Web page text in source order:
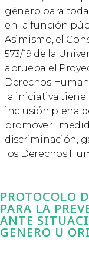
género para
en la función
Asimismo, el
573/19 de la
aprueba el
Derechos
la iniciativa
inclusión plena
promover
discriminación,
los Derechos
PROTOCOLO
PARA LA
ANTE
GENERO U